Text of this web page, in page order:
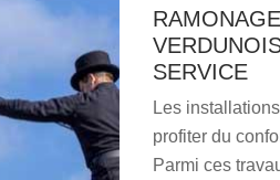
SERVICE
Les
profiter du
Parmi ces